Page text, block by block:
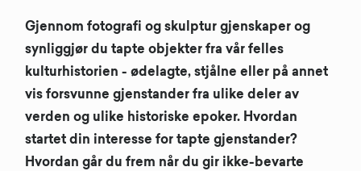
Gjennom fotografi og skulptur gjenskaper og
synliggjør du tapte objekter fra vår felles
kulturhistorien - ødelagte, stjålne eller på annet
vis forsvunne gjenstander fra ulike deler av
verden og ulike historiske epoker. Hvordan
startet din interesse for tapte gjenstander?
Hvordan går du frem når du gir ikke-bevarte